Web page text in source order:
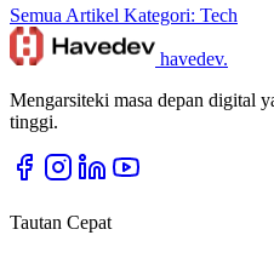
Semua Artikel Kategori: Tech
havedev.
Mengarsiteki masa depan digital
tinggi.
Tautan Cepat